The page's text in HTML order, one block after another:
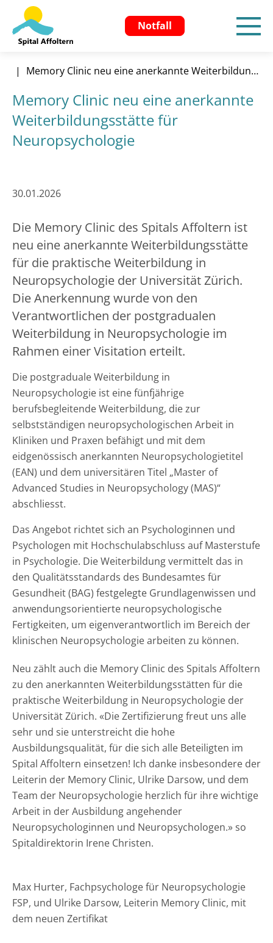
Notfall
Startseite
Aktuelles
News & Aktuelles
Memory Clinic neu eine anerkannte Weiterbildungsstätte für Neuropsychologie
Memory Clinic neu eine anerkannte
Weiterbildungsstätte für
Neuropsychologie
30.01.2026
Die Memory Clinic des Spitals Affoltern ist
neu eine anerkannte Weiterbildungsstätte
für die praktische Weiterbildung in
Neuropsychologie der Universität Zürich.
Die Anerkennung wurde von den
Verantwortlichen der postgradualen
Weiterbildung in Neuropsychologie im
Rahmen einer Visitation erteilt.
Die postgraduale Weiterbildung in
Neuropsychologie ist eine fünfjährige
berufsbegleitende Weiterbildung, die zur
selbstständigen neuropsychologischen Arbeit in
Kliniken und Praxen befähigt und mit dem
eidgenössisch anerkannten Neuropsychologietitel
(EAN) und dem universitären Titel „Master of
Advanced Studies in Neuropsychology (MAS)“
abschliesst.
Das Angebot richtet sich an Psychologinnen und
Psychologen mit Hochschulabschluss auf Masterstufe
in Psychologie. Die Weiterbildung vermittelt das in
den Qualitätsstandards des Bundesamtes für
Gesundheit (BAG) festgelegte Grundlagenwissen und
anwendungsorientierte neuropsychologische
Fertigkeiten, um eigenverantwortlich im Bereich der
klinischen Neuropsychologie arbeiten zu können.
Neu zählt auch die Memory Clinic des Spitals Affoltern
zu den anerkannten Weiterbildungsstätten für die
praktische Weiterbildung in Neuropsychologie der
Universität Zürich. «Die Zertifizierung freut uns alle
sehr und sie unterstreicht die hohe
Ausbildungsqualität, für die sich alle Beteiligten im
Spital Affoltern einsetzen! Ich danke insbesondere der
Leiterin der Memory Clinic, Ulrike Darsow, und dem
Team der Neuropsychologie herzlich für ihre wichtige
Arbeit in der Ausbildung angehender
Neuropsychologinnen und Neuropsychologen.» so
Spitaldirektorin Irene Christen.
Max Hurter, Fachpsychologe für Neuropsychologie
FSP, und Ulrike Darsow, Leiterin Memory Clinic, mit
dem neuen Zertifikat